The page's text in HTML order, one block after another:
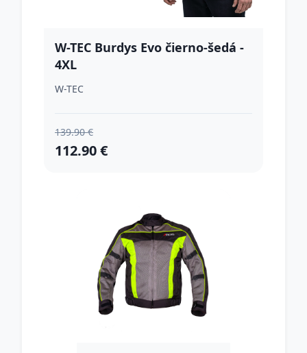
W-TEC Burdys Evo čierno-šedá -
4XL
W-TEC
139.90 €
112.90 €